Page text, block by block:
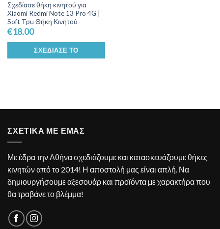
Σχεδίασε θήκη κινητού για
Xiaomi Redmi Note 13 Pro 4G |
Soft Tpu Θήκη Κινητού
€18.00
ΣΧΕΔΊΑΣΕ ΤΟ
ΣΧΕΤΙΚΑ ΜΕ ΕΜΑΣ
Με έδρα την Αθήνα σχεδιάζουμε και κατασκευάζουμε θήκες
κινητών από το 2014! Η αποστολή μας είναι απλή. Να
δημιουργήσουμε αξεσουάρ και προϊόντα με χαρακτήρα που
θα τραβάνε το βλέμμα!